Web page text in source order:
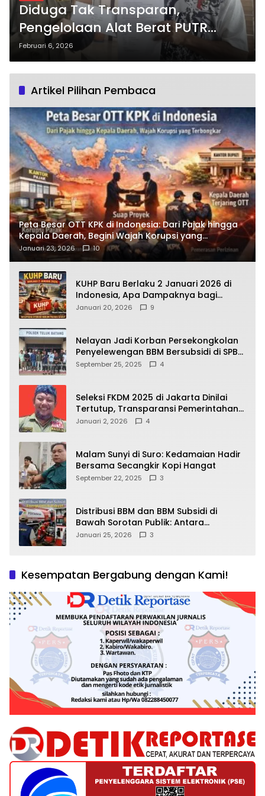
Diduga Tak Transparan,
Pengelolaan Alat Berat PUTR
Ketapang Disorot: Bagaimana
Potensi Kebocoran PAD Bisa
Februari 6, 2026
Artikel Pilihan Pembaca
Peta Besar OTT KPK di Indonesia: Dari Pajak hingga
Kepala Daerah, Begini Wajah Korupsi yang
Terbongkar
Januari 23, 2026 10
KUHP Baru Berlaku 2 Januari 2026 di
Indonesia, Apa Dampaknya bagi
Kehidupan Warga? Ini Aturan Kunci
Januari 20, 2026 9
Nelayan Jadi Korban Persekongkolan
Penyelewengan BBM Bersubsidi di SPBU
64.78809 Teluk Batang
September 25, 2025 4
Seleksi FKDM 2025 di Jakarta Dinilai
Tertutup, Transparansi Pemerintahan
Pramono–Rano Dipertanyakan
Januari 2, 2026 4
Malam Sunyi di Suro: Kedamaian Hadir
Bersama Secangkir Kopi Hangat
September 22, 2025 3
Distribusi BBM dan BBM Subsidi di
Bawah Sorotan Publik: Antara
Kepentingan Negara, Hak Konsumen,
Januari 25, 2026 3
Kesempatan Bergabung dengan Kami!